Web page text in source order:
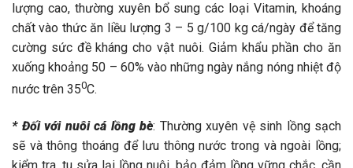
lượng cao, thường xuyên bổ sung các loại Vitamin, khoáng
chất vào thức ăn liều lượng 3 – 5 g/100 kg cá/ngày để tăng
cường sức đề kháng cho vật nuôi. Giảm khẩu phần cho ăn
xuống khoảng 50 – 60% vào những ngày nắng nóng nhiệt độ
nước trên 350C.
* Đối với nuôi cá lồng bè: Thường xuyên vệ sinh lồng sạch
sẽ và thông thoáng để lưu thông nước trong và ngoài lồng;
kiểm tra, tu sửa lại lồng nuôi, bảo đảm lồng vững chắc, cần